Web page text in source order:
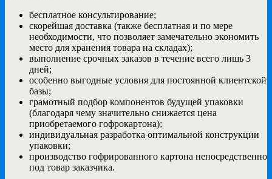
бесплатное консультирование;
скорейшая доставка (также бесплатная и по мере
необходимости, что позволяет замечательно экономить
место для хранения товара на складах);
выполнение срочных заказов в течение всего лишь 3
дней;
особенно выгодные условия для постоянной клиентской
базы;
грамотный подбор компонентов будущей упаковки
(благодаря чему значительно снижается цена
приобретаемого гофрокартона);
индивидуальная разработка оптимальной конструкции
упаковки;
производство гофрированного картона непосредственно
под товар заказчика.